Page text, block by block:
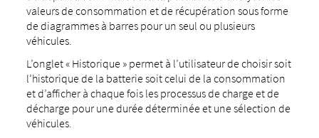
valeurs de consommation et de récupération sous forme
de diagrammes à barres pour un seul ou plusieurs
véhicules.
L’onglet « Historique » permet à l’utilisateur de choisir soit
l’historique de la batterie soit celui de la consommation
et d’afficher à chaque fois les processus de charge et de
décharge pour une durée déterminée et une sélection de
véhicules.